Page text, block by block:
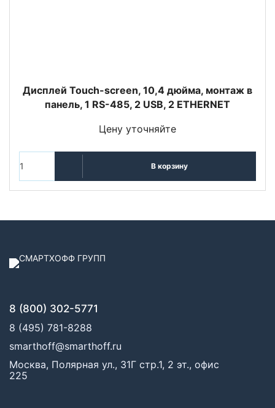
Дисплей Touch-screen, 10,4 дюйма, монтаж в
панель, 1 RS-485, 2 USB, 2 ETHERNET
Цену уточняйте
В корзину
8 (800) 302-5771
8 (495) 781-8288
smarthoff@smarthoff.ru
Москва, Полярная ул., 31Г стр.1, 2 эт., офис
225